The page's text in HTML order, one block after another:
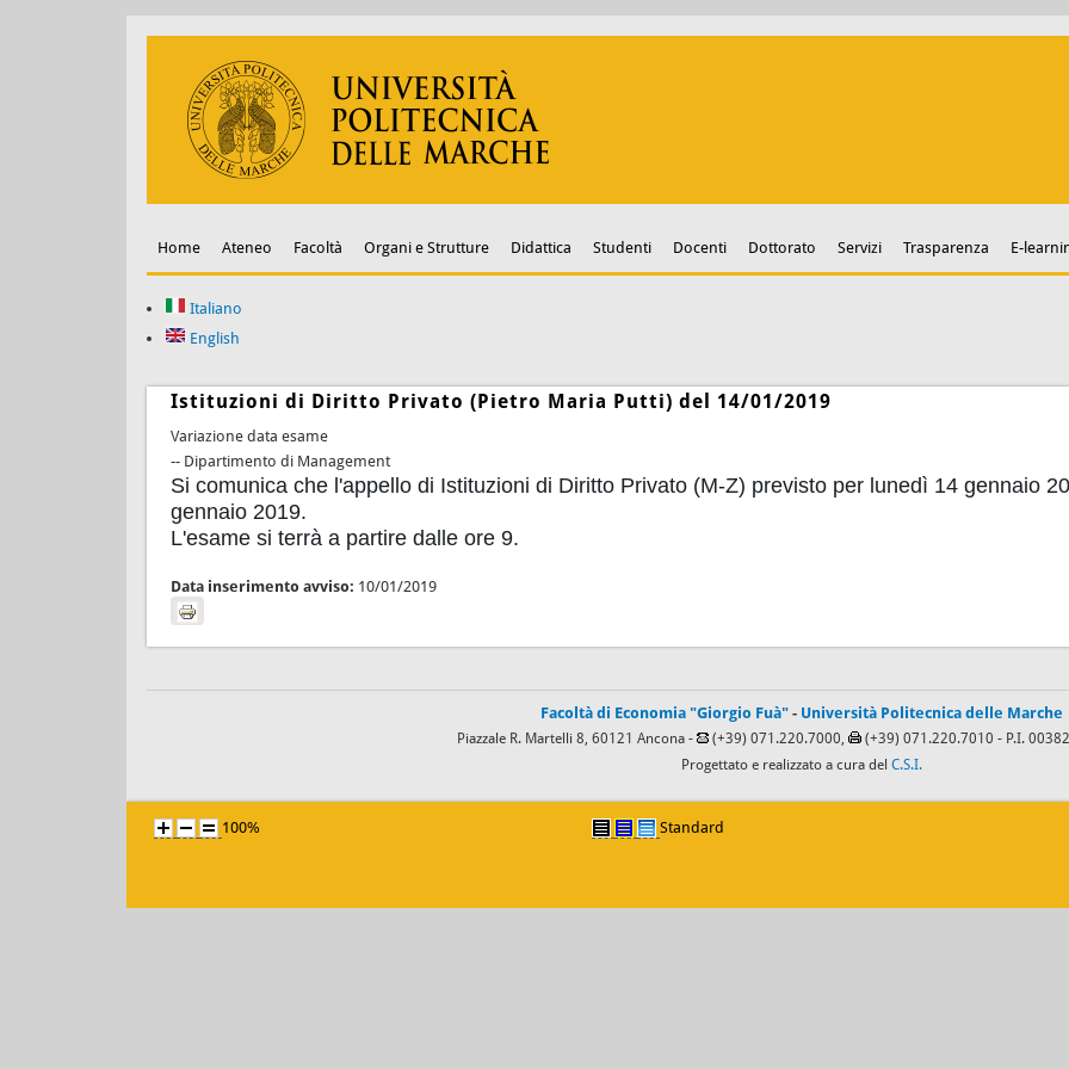
Home Ateneo Facoltà Organi e Strutture Didattica Studenti Docenti Dottorato Servizi Trasparenza E-
Italiano
English
Istituzioni di Diritto Privato (Pietro Maria Putti) del 14/01/2019
Variazione data esame
-- Dipartimento di Management
Si comunica che l'appello di Istituzioni di Diritto Privato (M-Z) previsto per lunedì 14 gennaio
gennaio 2019.
L'esame si terrà a partire dalle ore 9.
Data inserimento avviso: 10/01/2019
Facoltà di Economia "Giorgio Fuà" - Università Politecnica delle Marche
Piazzale R. Martelli 8, 60121 Ancona - (+39) 071.220.7000, (+39) 071.220.7010 - P.I.
Progettato e realizzato a cura del C.S.I.
100% Standard